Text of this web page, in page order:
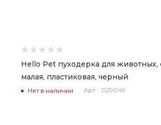
Hello Pet пуходерка для животных,
малая, пластиковая, черный
Нет в наличии Арт. : 029049